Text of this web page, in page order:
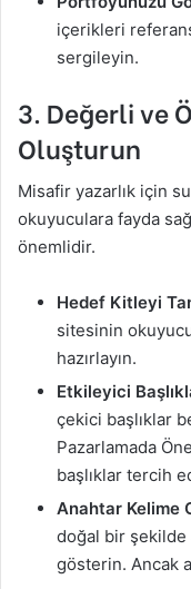
içerikleri
sergileyin.
3. Değerli ve
Oluşturun
Misafir yazarlık için
okuyuculara fayda
önemlidir.
Hedef Kitleyi
sitesinin
hazırlayın.
Etkileyici
çekici başlıklar
Pazarlamada
başlıklar tercih
Anahtar Kelime
doğal bir
gösterin. Ancak